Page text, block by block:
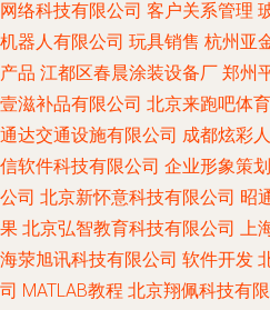
网络科技有限公司 客户关系管理
机器人有限公司 玩具销售 杭州亚
产品 江都区春晨涂装设备厂 郑州
壹滋补品有限公司 北京来跑吧体
通达交通设施有限公司 成都炫彩
信软件科技有限公司 企业形象策划
公司 北京新怀意科技有限公司 昭
果 北京弘智教育科技有限公司 上
海荥旭讯科技有限公司 软件开发
司 MATLAB教程 北京翔佩科技有